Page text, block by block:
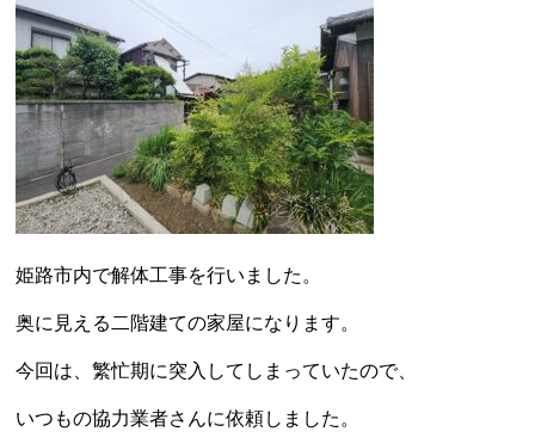
姫路市内で解体工事を行いました。
奥に見える二階建ての家屋になります。
今回は、繁忙期に突入してしまっていたので、
いつもの協力業者さんに依頼しました。